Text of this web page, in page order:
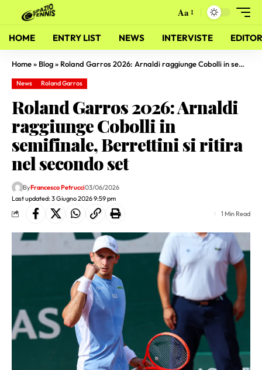
Aa
HOME ENTRY LIST NEWS INTERVISTE
Home» Blog» Roland Garros 2026: Arnaldi raggiunge Cobolli in semifinale, Berrettini si ritira nel secondo set
News Roland Garros
Roland Garros 2026: Arnaldi
raggiunge Cobolli in
semifinale, Berrettini si ritira
nel secondo set
Last updated: 3 Giugno 2026 9:59 pm
ByFrancesco Petrucci03/06/2026
1 Min Read